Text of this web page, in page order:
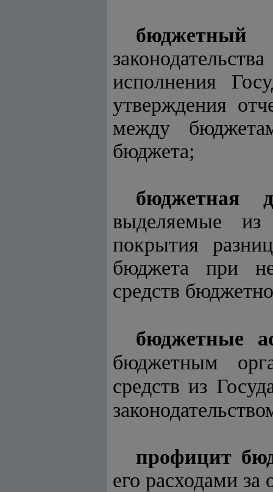
бюджетный
исполнения
утверждения
между
бюджета;
бюджетная
выделяемые
покрытия
бюджета при
средств
бюджетные
бюджетным
средств из
профицит
его расходами